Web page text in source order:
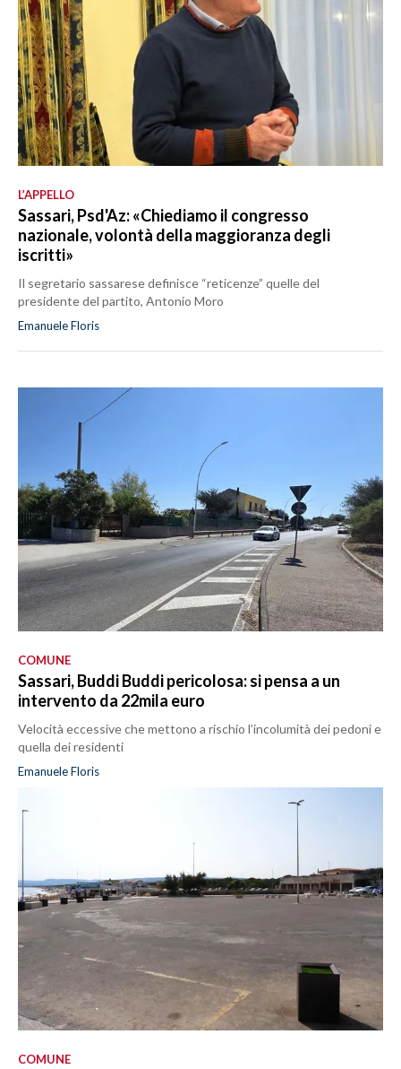
L’APPELLO
Sassari, Psd'Az: «Chiediamo il congresso
nazionale, volontà della maggioranza degli
iscritti»
Il segretario sassarese definisce “reticenze” quelle del
presidente del partito, Antonio Moro
Emanuele Floris
COMUNE
Sassari, Buddi Buddi pericolosa: si pensa a un
intervento da 22mila euro
Velocità eccessive che mettono a rischio l’incolumità dei pedoni e
quella dei residenti
Emanuele Floris
COMUNE